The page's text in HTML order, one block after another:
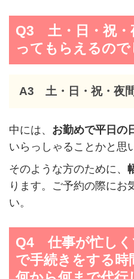
Q3 土・日・祝・
ってもらえるの
A3 土・日・祝・夜
中には、 お勤めで平日の
いらっしゃることかと思
そのような方のために、
ります。ご予約の際にお
い。
Q4 仕事が忙しく
で手続きをする時